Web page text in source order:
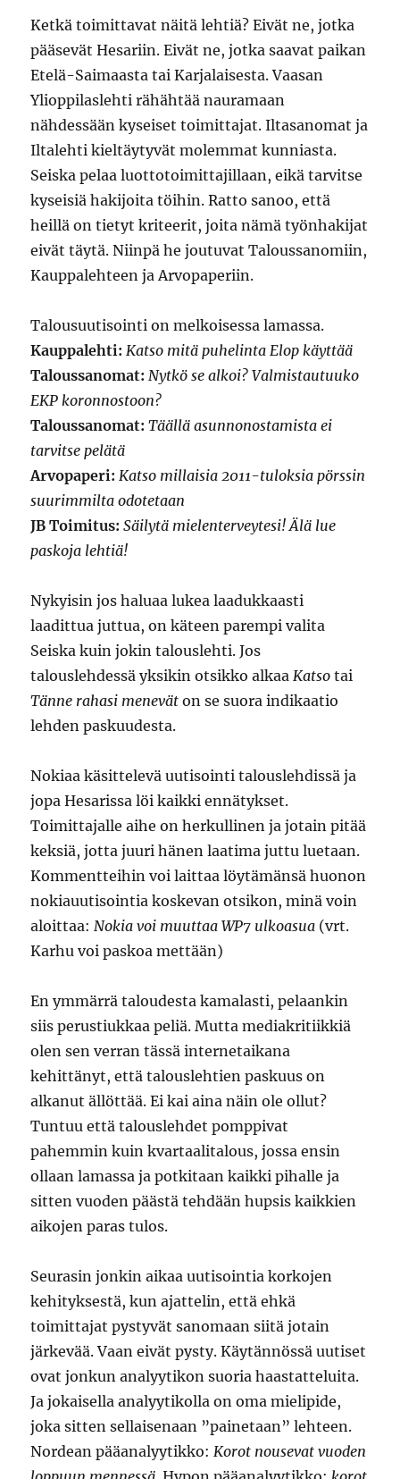
Ketkä toimittavat näitä lehtiä? Eivät ne, jotka
pääsevät Hesariin. Eivät ne, jotka saavat paikan
Etelä-Saimaasta tai Karjalaisesta. Vaasan
Ylioppilaslehti rähähtää nauramaan
nähdessään kyseiset toimittajat. Iltasanomat ja
Iltalehti kieltäytyvät molemmat kunniasta.
Seiska pelaa luottotoimittajillaan, eikä tarvitse
kyseisiä hakijoita töihin. Ratto sanoo, että
heillä on tietyt kriteerit, joita nämä työnhakijat
eivät täytä. Niinpä he joutuvat Taloussanomiin,
Kauppalehteen ja Arvopaperiin.
Talousuutisointi on melkoisessa lamassa.
Kauppalehti: Katso mitä puhelinta Elop käyttää
Taloussanomat:Nytkö se alkoi? Valmistautuuko
EKP koronnostoon?
Taloussanomat:Täällä asunnonostamista ei
tarvitse pelätä
Arvopaperi:Katso millaisia 2011-tuloksia pörssin
suurimmilta odotetaan
JB Toimitus:Säilytä mielenterveytesi! Älä lue
paskoja lehtiä!
Nykyisin jos haluaa lukea laadukkaasti
laadittua juttua, on käteen parempi valita
Seiska kuin jokin talouslehti. Jos
talouslehdessä yksikin otsikko alkaaKatsotai
Tänne rahasi menevät on se suora indikaatio
lehden paskuudesta.
Nokiaa käsittelevä uutisointi talouslehdissä ja
jopa Hesarissa löi kaikki ennätykset.
Toimittajalle aihe on herkullinen ja jotain pitää
keksiä, jotta juuri hänen laatima juttu luetaan.
Kommentteihin voi laittaa löytämänsä huonon
nokiauutisointia koskevan otsikon, minä voin
aloittaa:Nokia voi muuttaa WP7 ulkoasua (vrt.
Karhu voi paskoa mettään)
En ymmärrä taloudesta kamalasti, pelaankin
siis perustiukkaa peliä. Mutta mediakritiikkiä
olen sen verran tässä internetaikana
kehittänyt, että talouslehtien paskuus on
alkanut ällöttää. Ei kai aina näin ole ollut?
Tuntuu että talouslehdet pomppivat
pahemmin kuin kvartaalitalous, jossa ensin
ollaan lamassa ja potkitaan kaikki pihalle ja
sitten vuoden päästä tehdään hupsis kaikkien
aikojen paras tulos.
Seurasin jonkin aikaa uutisointia korkojen
kehityksestä, kun ajattelin, että ehkä
toimittajat pystyvät sanomaan siitä jotain
järkevää. Vaan eivät pysty. Käytännössä uutiset
ovat jonkun analyytikon suoria haastatteluita.
Ja jokaisella analyytikolla on oma mielipide,
joka sitten sellaisenaan ”painetaan” lehteen.
Nordean pääanalyytikko:Korot nousevat vuoden